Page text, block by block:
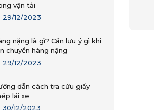
vận tải
29/12/2023
nặng là gì? Cần lưu ý gì khi
chuyển hàng nặng
29/12/2023
dẫn cách tra cứu giấy
lái xe
30/12/2023